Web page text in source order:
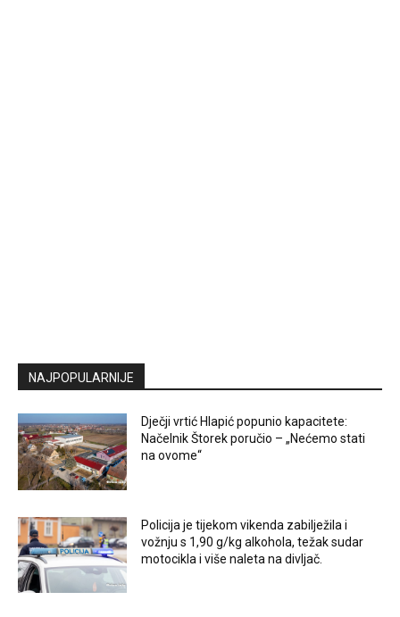
NAJPOPULARNIJE
Dječji vrtić Hlapić popunio kapacitete:
Načelnik Štorek poručio – „Nećemo stati
na ovome“
Policija je tijekom vikenda zabilježila i
vožnju s 1,90 g/kg alkohola, težak sudar
motocikla i više naleta na divljač.